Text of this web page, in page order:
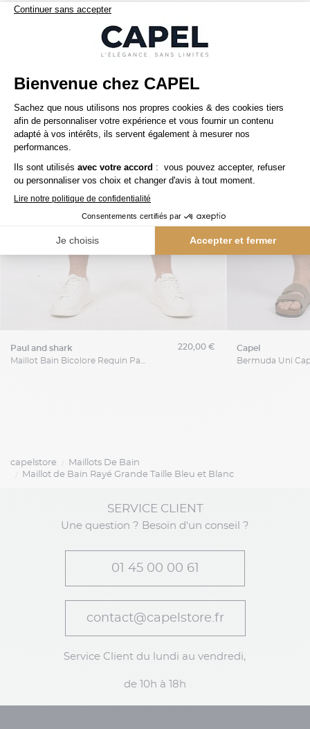
Nos clients aiment aussi
paul and shark
Maillot Bain Bicolore Requin Paul & Shark Grande Taille
220,00 € capel
capelstore
Maillots De Bain
Maillot de Bain Rayé Grande Taille Bleu et Blanc
SERVICE CLIENT
Une question ? Besoin d'un conseil ?
01 45 00 00 61
contact@capelstore.fr
Service Client du lundi au vendredi,
de 10h à 18h